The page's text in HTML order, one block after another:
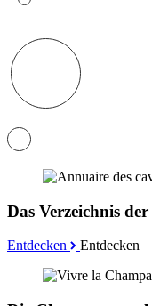
Das Verzeichnis
Entdecken Entdecken